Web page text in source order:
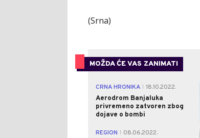
(Srna)
MOŽDA ĆE VAS ZANIMATI
CRNA HRONIKA
18.10.2022.
Aerodrom Banjaluka
privremeno zatvoren zbog
dojave o bombi
REGION
08.06.2022.